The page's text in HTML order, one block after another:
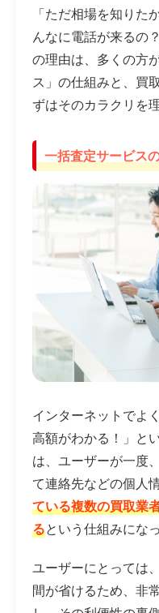
「ただ相場を知りた
んなに電話が来るの
の理由は、多くの方
ス」の仕組みと、買
ずはそのカラクリを
一括査定サービス
インターネットでよ
高額がわかる！」と
は、ユーザーが一度
て連絡先などの個人
ている複数の買取業
るという仕組みにな
ユーザーにとっては
間が省けるため、非